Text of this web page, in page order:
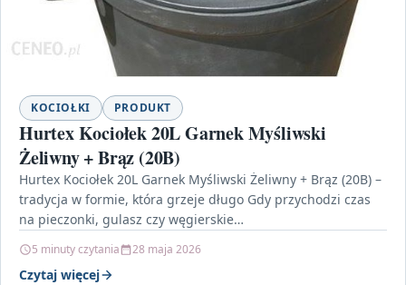
KOCIOŁKI PRODUKT
Hurtex Kociołek 20L Garnek Myśliwski
Żeliwny + Brąz (20B)
Hurtex Kociołek 20L Garnek Myśliwski Żeliwny + Brąz (20B) –
tradycja w formie, która grzeje długo Gdy przychodzi czas
na pieczonki, gulasz czy węgierskie…
5 minuty czytania 28 maja 2026
Czytaj więcej